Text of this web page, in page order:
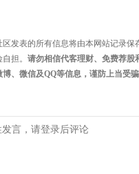
区发表的所有信息将由本网站记录
担。 请勿相信代客理财、免费荐股
、微信及QQ等信息，谨防上当受骗